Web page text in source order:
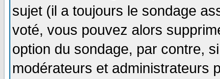
sujet (il a toujours le sondage
voté, vous pouvez alors
option du sondage, par contre,
modérateurs et administrateurs